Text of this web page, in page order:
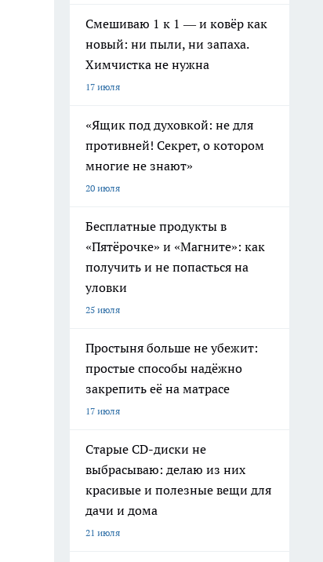
Смешиваю 1 к 1 — и ковёр как
новый: ни пыли, ни запаха.
Химчистка не нужна
17 июля
«Ящик под духовкой: не для
противней! Секрет, о котором
многие не знают»
20 июля
Бесплатные продукты в
«Пятёрочке» и «Магните»: как
получить и не попасться на
уловки
25 июля
Простыня больше не убежит:
простые способы надёжно
закрепить её на матрасе
17 июля
Старые CD-диски не
выбрасываю: делаю из них
красивые и полезные вещи для
дачи и дома
21 июля